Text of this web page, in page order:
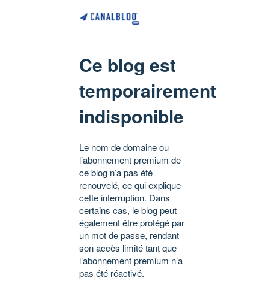
Ce blog est
temporairement
indisponible
Le nom de domaine ou
l’abonnement premium de
ce blog n’a pas été
renouvelé, ce qui explique
cette interruption. Dans
certains cas, le blog peut
également être protégé par
un mot de passe, rendant
son accès limité tant que
l’abonnement premium n’a
pas été réactivé.